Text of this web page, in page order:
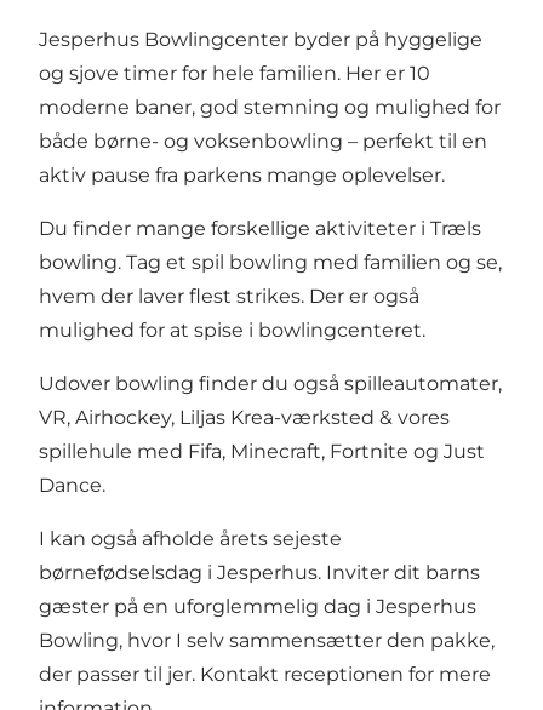
Jesperhus Bowlingcenter byder på hyggelige
og sjove timer for hele familien. Her er 10
moderne baner, god stemning og mulighed for
både børne- og voksenbowling – perfekt til en
aktiv pause fra parkens mange oplevelser.
Du finder mange forskellige aktiviteter i Træls
bowling. Tag et spil bowling med familien og se,
hvem der laver flest strikes. Der er også
mulighed for at spise i bowlingcenteret.
Udover bowling finder du også spilleautomater,
VR, Airhockey, Liljas Krea-værksted & vores
spillehule med Fifa, Minecraft, Fortnite og Just
Dance.
I kan også afholde årets sejeste
børnefødselsdag i Jesperhus. Inviter dit barns
gæster på en uforglemmelig dag i Jesperhus
Bowling, hvor I selv sammensætter den pakke,
der passer til jer. Kontakt receptionen for mere